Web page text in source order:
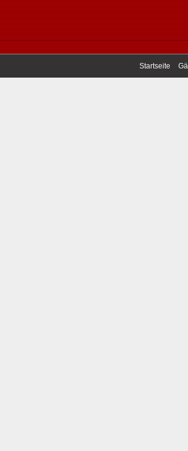
Startseite